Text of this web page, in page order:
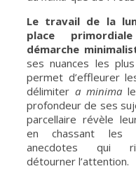
Le travail de la
place
démarche
ses nuances les
permet d’effleurer
délimiter a minima
profondeur de ses
parcellaire révèle
en chassant les
anecdotes qui
détourner l’attention.